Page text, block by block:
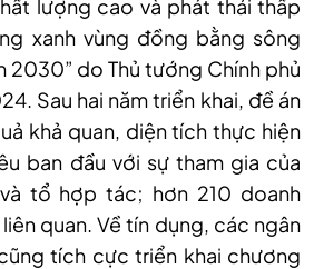
lượng cao và phát thải thấp
xanh vùng đồng bằng sông
2030” do Thủ tướng Chính phủ
Sau hai năm triển khai, đề án
khả quan, diện tích thực hiện
ban đầu với sự tham gia của
tổ hợp tác; hơn 210 doanh
quan. Về tín dụng, các ngân
tích cực triển khai chương